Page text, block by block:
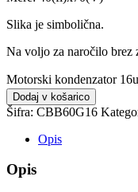
Slika je simbolična.
Na voljo za naročilo brez
Motorski kondenzator
Dodaj v košarico
Šifra: CBB60G16
Opis
Opis